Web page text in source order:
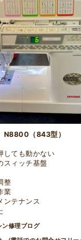
（843型）
しても動かない
スィッチ基盤
整
業
ンテナンス
ン修理ブログ